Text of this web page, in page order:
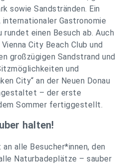
sowie Sandstränden. Ein
Gastronomie
rundet einen Besuch ab. Auch
City Beach Club und
großzügigen Sandstrand und
und
City“ an der Neuen Donau
– der erste
Sommer fertiggestellt.
halten!
alle Besucher*innen, den
Naturbadeplätze – sauber